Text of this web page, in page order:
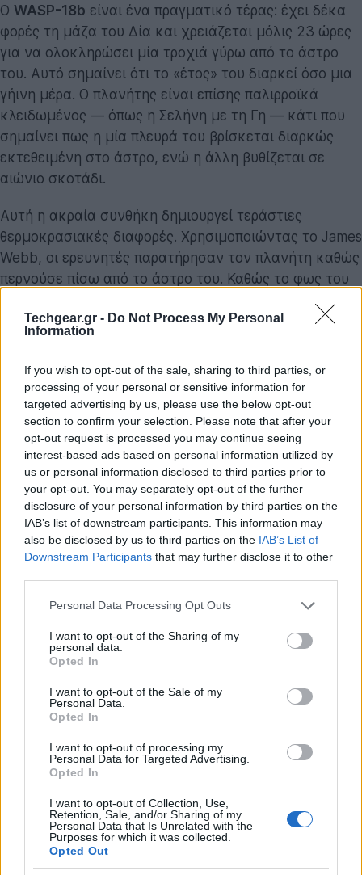
Techgear.gr - Do Not Process My Personal
Information
If you wish to opt-out of the sale, sharing to third parties, or
processing of your personal or sensitive information for
targeted advertising by us, please use the below opt-out
section to confirm your selection. Please note that after your
opt-out request is processed you may continue seeing
interest-based ads based on personal information utilized by
us or personal information disclosed to third parties prior to
your opt-out. You may separately opt-out of the further
disclosure of your personal information by third parties on the
IAB’s list of downstream participants. This information may
also be disclosed by us to third parties on the IAB’s List of
Downstream Participants that may further disclose it to other
Please note that this website/app uses one or more Google
not limited to your visit or usage behaviour. You may click to
grant or deny consent to Google and its third-party tags to
use your data for below specified purposes in below Google
consent section.
Personal Data Processing Opt Outs
I want to opt-out of the Sharing of my
personal data.
Opted In
I want to opt-out of the Sale of my
Personal Data.
Opted In
I want to opt-out of processing my
Personal Data for Targeted Advertising.
Opted In
I want to opt-out of Collection, Use,
Retention, Sale, and/or Sharing of my
Personal Data that Is Unrelated with the
Purposes for which it was collected.
Opted Out
Ο WASP-18b είναι ένα πραγματικό τέρας: έχει δέκα
φορές τη μάζα του Δία και χρειάζεται μόλις 23 ώρες
για να ολοκληρώσει μία τροχιά γύρω από το άστρο
του. Αυτό σημαίνει ότι το «έτος» του διαρκεί όσο μια
γήινη μέρα. Ο πλανήτης είναι επίσης παλιρροϊκά
κλειδωμένος — όπως η Σελήνη με τη Γη — κάτι που
σημαίνει πως η μία πλευρά του βρίσκεται διαρκώς
εκτεθειμένη στο άστρο, ενώ η άλλη βυθίζεται σε
αιώνιο σκοτάδι.
Αυτή η ακραία συνθήκη δημιουργεί τεράστιες
θερμοκρασιακές διαφορές. Χρησιμοποιώντας το James
Webb, οι ερευνητές παρατήρησαν τον πλανήτη καθώς
περνούσε πίσω από το άστρο του. Καθώς το φως του
μετρήσουν πώς αλλάζει η φωτεινότητα σε διάφορα
θερμοκρασίες και τη χημική σύσταση σε διαφορετικά
ύψη της ατμόσφαιρας.
Αναζητούμε ανεπαίσθητες μεταβολές σε
πολύ μικρά τμήματα της επιφάνειας του
πλανήτη, καθώς αυτά εξαφανίζονται και
επανεμφανίζονται. Είναι εξαιρετικά
δύσκολο, αλλά το Webb μάς δίνει την
ευκρίνεια που χρειαζόμασταν.
Προηγούμενες μελέτες είχαν ήδη χαρτογραφήσει τη
WASP-18b
σε δύο διαστάσεις. Όμως
κύματος, η ομάδα μπόρεσε να δημιουργήσει ένα
τρισδιάστατο μοντέλο. Ορισμένα μήκη κύματος
απορροφώνται από το νερό και αποκαλύπτουν τα
ανώτερα, «υγρά» στρώματα της ατμόσφαιρας, ενώ
άλλα διαπερνούν βαθύτερα, επιτρέποντας στο Webb
να «δει» σε διαφορετικά επίπεδα.
Συνδυάζοντας δεκάδες τέτοιες παρατηρήσεις, οι
επιστήμονες δημιούργησαν έναν 3D χάρτη της
δείχνει πως η φωτεινή πλευρά του πλανήτη χωρίζεται
σε δύο σαφείς θερμικές ζώνες: ένα καυτό «hotspot»
στο κέντρο — το σημείο που δέχεται απευθείας το